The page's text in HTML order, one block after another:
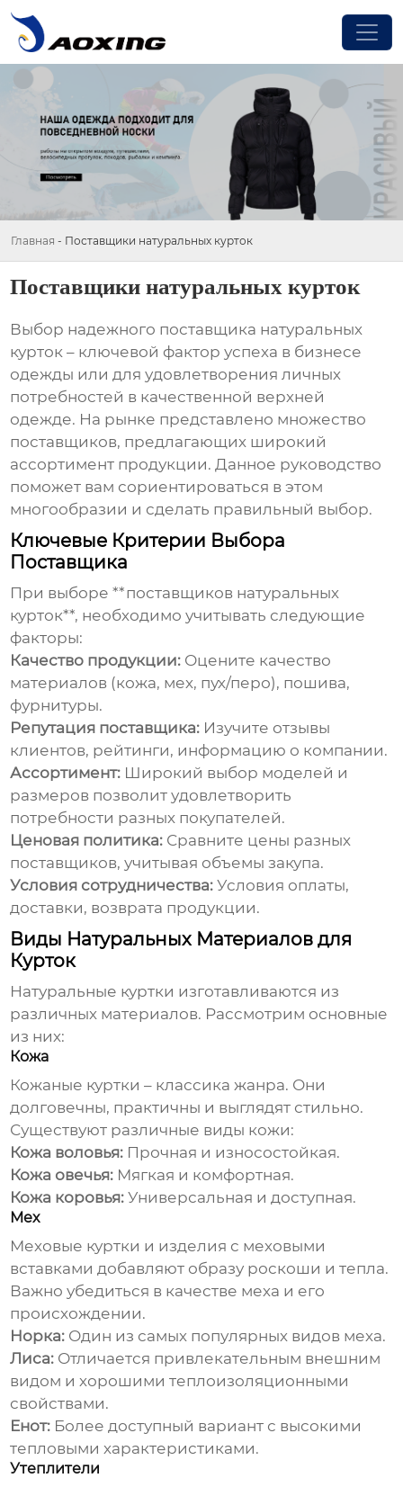
Главная - Поставщики натуральных курток
Поставщики натуральных курток
Выбор надежного поставщика натуральных
курток – ключевой фактор успеха в бизнесе
одежды или для удовлетворения личных
потребностей в качественной верхней
одежде. На рынке представлено множество
поставщиков, предлагающих широкий
ассортимент продукции. Данное руководство
поможет вам сориентироваться в этом
многообразии и сделать правильный выбор.
Ключевые Критерии Выбора
Поставщика
При выборе **поставщиков натуральных
курток**, необходимо учитывать следующие
факторы:
Качество продукции: Оцените качество
материалов (кожа, мех, пух/перо), пошива,
фурнитуры.
Репутация поставщика: Изучите отзывы
клиентов, рейтинги, информацию о компании.
Ассортимент: Широкий выбор моделей и
размеров позволит удовлетворить
потребности разных покупателей.
Ценовая политика: Сравните цены разных
поставщиков, учитывая объемы закупа.
Условия сотрудничества: Условия оплаты,
доставки, возврата продукции.
Виды Натуральных Материалов для
Курток
Натуральные куртки изготавливаются из
различных материалов. Рассмотрим основные
из них:
Кожа
Кожаные куртки – классика жанра. Они
долговечны, практичны и выглядят стильно.
Существуют различные виды кожи:
Кожа воловья: Прочная и износостойкая.
Кожа овечья: Мягкая и комфортная.
Кожа коровья: Универсальная и доступная.
Мех
Меховые куртки и изделия с меховыми
вставками добавляют образу роскоши и тепла.
Важно убедиться в качестве меха и его
происхождении.
Норка: Один из самых популярных видов меха.
Лиса: Отличается привлекательным внешним
видом и хорошими теплоизоляционными
свойствами.
Енот: Более доступный вариант с высокими
тепловыми характеристиками.
Утеплители